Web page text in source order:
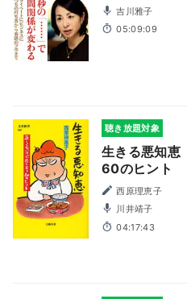
吉川雅子
05:09:09
聴き放題対象
生きる悪知
60のヒント
西原理恵子
川井靖子
04:17:43